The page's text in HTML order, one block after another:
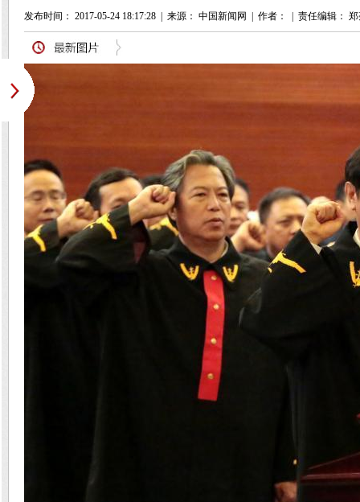
发布时间： 2017-05-24 18:17:28 来源： 中国新闻网 作者： 责任编辑：